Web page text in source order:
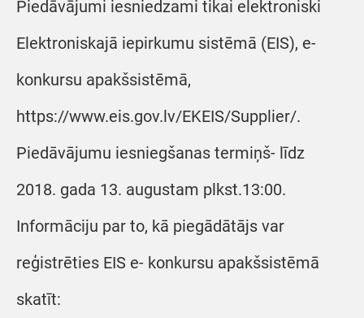
Piedāvājumi iesniedzami tikai elektroniski
Elektroniskajā iepirkumu sistēmā (EIS), e-
konkursu apakšsistēmā,
https://www.eis.gov.lv/EKEIS/Supplier/.
Piedāvājumu iesniegšanas termiņš- līdz
2018. gada 13. augustam plkst.13:00.
Informāciju par to, kā piegādātājs var
reģistrēties EIS e- konkursu apakšsistēmā
skatīt: